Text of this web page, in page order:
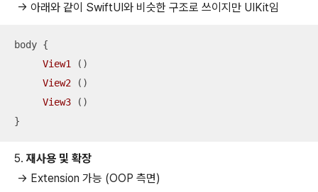
-> 아래와 같이 SwiftUI와 비슷한 구조로 쓰이지만 UIKit임
body {
View1
()
View2 ()
View3 ()
}
5. 재사용 및 확장
-> Extension 가능 (OOP 측면)